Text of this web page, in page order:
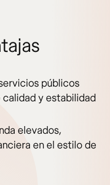
públicos
y estabilidad
elevados,
en el estilo de